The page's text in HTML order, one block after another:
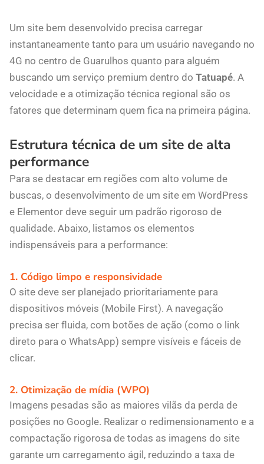
Um site bem desenvolvido precisa carregar
instantaneamente tanto para um usuário navegando no
4G no centro de Guarulhos quanto para alguém
buscando um serviço premium dentro do Tatuapé. A
velocidade e a otimização técnica regional são os
fatores que determinam quem fica na primeira página.
Estrutura técnica de um site de alta
performance
Para se destacar em regiões com alto volume de
buscas, o desenvolvimento de um site em WordPress
e Elementor deve seguir um padrão rigoroso de
qualidade. Abaixo, listamos os elementos
indispensáveis para a performance:
1. Código limpo e responsividade
O site deve ser planejado prioritariamente para
dispositivos móveis (Mobile First). A navegação
precisa ser fluida, com botões de ação (como o link
direto para o WhatsApp) sempre visíveis e fáceis de
clicar.
2. Otimização de mídia (WPO)
Imagens pesadas são as maiores vilãs da perda de
posições no Google. Realizar o redimensionamento e a
compactação rigorosa de todas as imagens do site
garante um carregamento ágil, reduzindo a taxa de